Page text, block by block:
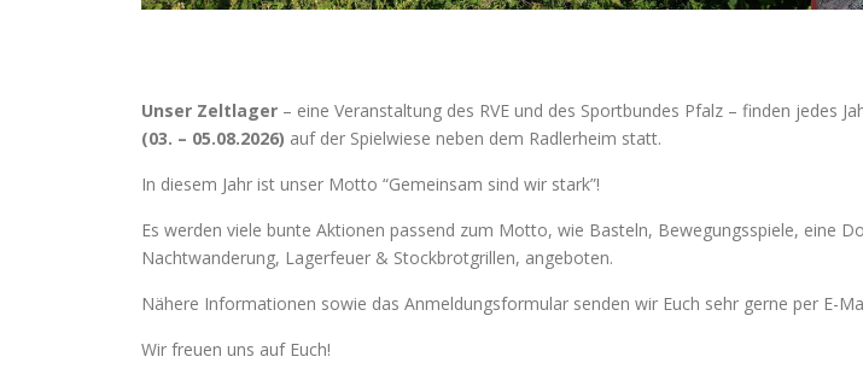
Unser Zeltlager – eine Veranstaltung des RVE und des Sportbundes Pfalz – finden jedes
(03. – 05.08.2026) auf der Spielwiese neben dem Radlerheim statt.
In diesem Jahr ist unser Motto “Gemeinsam sind wir stark”!
Es werden viele bunte Aktionen passend zum Motto, wie Basteln, Bewegungsspiele, eine
Nachtwanderung, Lagerfeuer & Stockbrotgrillen, angeboten.
Nähere Informationen sowie das Anmeldungsformular senden wir Euch sehr gerne per E-
Wir freuen uns auf Euch!